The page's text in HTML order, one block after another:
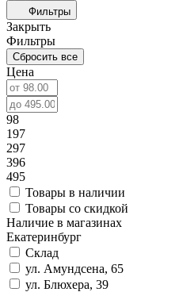
Фильтры
Закрыть
Фильтры
Сбросить все
Цена
98
197
297
396
495
Товары в наличии
Товары со скидкой
Наличие в магазинах
Екатеринбург
Склад
ул. Амундсена, 65
ул. Блюхера, 39